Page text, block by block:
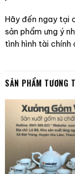
Hãy đến ngay tại
sản phẩm ưng ý
tình hình tài chính
SẢN PHẨM TƯƠNG